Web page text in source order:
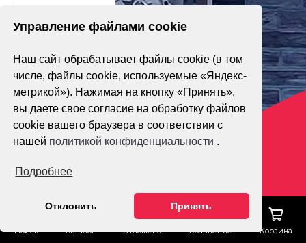
Управление файлами cookie
Наш сайт обрабатывает файлы cookie (в том
числе, файлы cookie, используемые «Яндекс-
метрикой»). Нажимая на кнопку «Принять»,
вы даете свое согласие на обработку файлов
cookie вашего браузера в соответствии с
нашей политикой конфиденциальности .
Подробнее
Отклонить Принять
Поиск Каталог Отложено Сравнение Корзина